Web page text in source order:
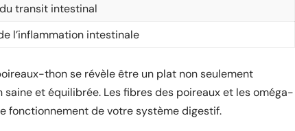
transit intestinal
l’inflammation intestinale
thon se révèle être un plat non seulement
et équilibrée. Les fibres des poireaux et les oméga-
fonctionnement de votre système digestif.